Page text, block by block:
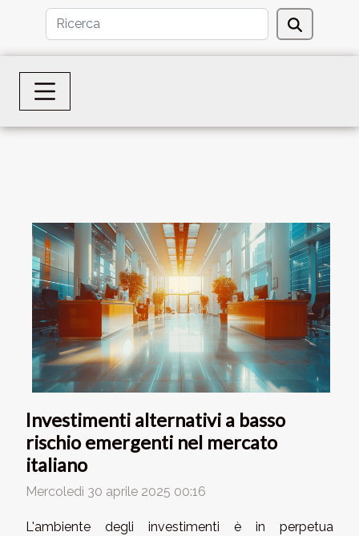
Investimenti alternativi a basso
rischio emergenti nel mercato
italiano
Mercoledì 30 aprile 2025 00:16
L'ambiente degli investimenti è in perpetua